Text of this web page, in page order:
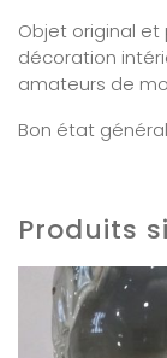
Objet original
décoration
amateurs de
Bon état
Produits